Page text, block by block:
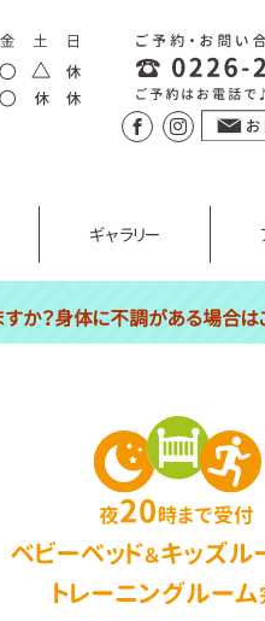
ギャラリー
調がある場合はご相談下さ